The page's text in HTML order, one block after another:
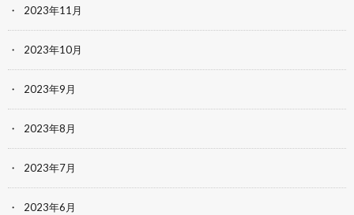
2023年11月
2023年10月
2023年9月
2023年8月
2023年7月
2023年6月